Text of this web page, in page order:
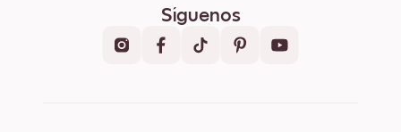
Síguenos